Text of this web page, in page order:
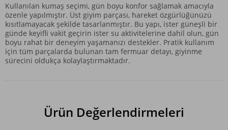
Kullanılan kumaş seçimi, gün boyu konfor sağlamak amacıyla
özenle yapılmıştır. Üst giyim parçası, hareket özgürlüğünüzü
kısıtlamayacak şekilde tasarlanmıştır. Bu yapı, ister güneşli bir
günde keyifli vakit geçirin ister su aktivitelerine dahil olun, gün
boyu rahat bir deneyim yaşamanızı destekler. Pratik kullanım
için tüm parçalarda bulunan tam fermuar detayı, giyinme
sürecini oldukça kolaylaştırmaktadır.
Ürün Değerlendirmeleri